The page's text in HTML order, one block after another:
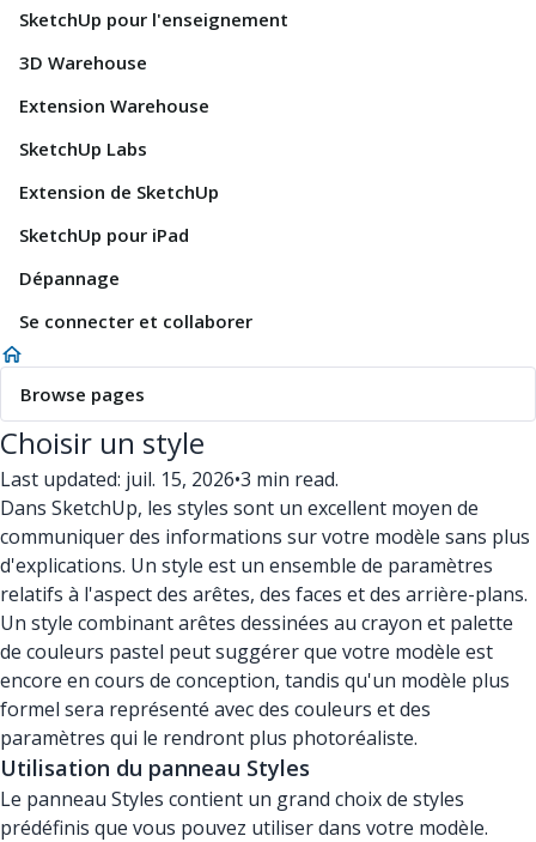
SketchUp pour l'enseignement
3D Warehouse
Extension Warehouse
SketchUp Labs
Extension de SketchUp
SketchUp pour iPad
Dépannage
Se connecter et collaborer
Browse pages
Choisir un style
Last updated: juil. 15, 2026•3 min read.
Dans SketchUp, les styles sont un excellent moyen de
communiquer des informations sur votre modèle sans plus
d'explications. Un style est un ensemble de paramètres
relatifs à l'aspect des arêtes, des faces et des arrière-plans.
Un style combinant arêtes dessinées au crayon et palette
de couleurs pastel peut suggérer que votre modèle est
encore en cours de conception, tandis qu'un modèle plus
formel sera représenté avec des couleurs et des
paramètres qui le rendront plus photoréaliste.
Utilisation du panneau Styles
Le panneau Styles contient un grand choix de styles
prédéfinis que vous pouvez utiliser dans votre modèle.